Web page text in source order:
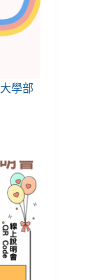
學部